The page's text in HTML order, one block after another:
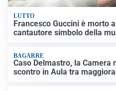
LUTTO
Francesco Guccini è morto
cantautore simbolo della
BAGARRE
Caso Delmastro, la Camera
scontro in Aula tra